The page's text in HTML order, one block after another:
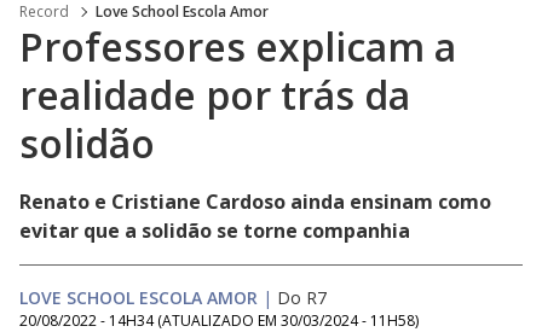
Record Love School Escola Amor
Professores explicam a
realidade por trás da
solidão
Renato e Cristiane Cardoso ainda ensinam como
evitar que a solidão se torne companhia
LOVE SCHOOL ESCOLA AMOR | Do R7
20/08/2022 - 14H34 (ATUALIZADO EM 30/03/2024 - 11H58)